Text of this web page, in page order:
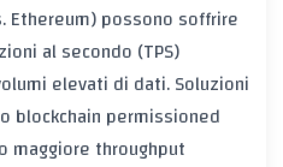
Ethereum) possono soffrire
al secondo (TPS)
elevati di dati. Soluzioni
blockchain permissioned
maggiore throughput